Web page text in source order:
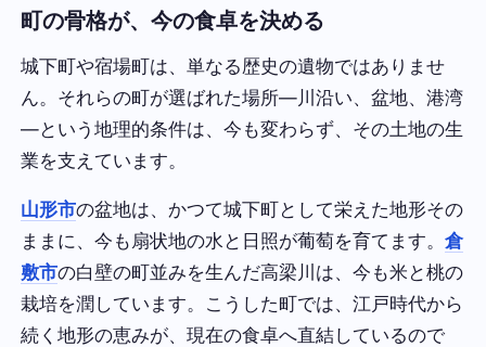
町の骨格が、今の食卓を決める
城下町や宿場町は、単なる歴史の遺物ではありませ
ん。それらの町が選ばれた場所—川沿い、盆地、港湾
—という地理的条件は、今も変わらず、その土地の生
業を支えています。
山形市の盆地は、かつて城下町として栄えた地形その
ままに、今も扇状地の水と日照が葡萄を育てます。倉
敷市の白壁の町並みを生んだ高梁川は、今も米と桃の
栽培を潤しています。こうした町では、江戸時代から
続く地形の恵みが、現在の食卓へ直結しているので